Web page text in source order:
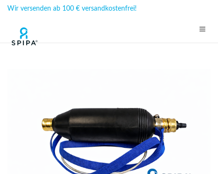
Wir versenden ab 100 € versandkostenfrei!